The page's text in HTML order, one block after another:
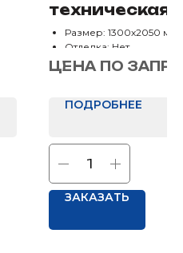
техническая
двупольная
с фрамугой
глухой
Размер: 1300х2050 мм
Отделка: Нет
ЦЕНА ПО
ПОДРОБНЕЕ
ЗАКАЗАТЬ